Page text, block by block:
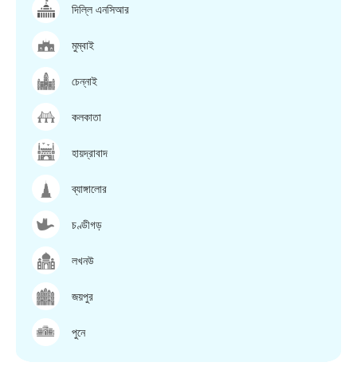
দিল্লি এনসিআর
মুম্বাই
চেন্নাই
কলকাতা
হায়দ্রাবাদ
ব্যাঙ্গালোর
চণ্ডীগড়
লখনউ
জয়পুর
পুনে